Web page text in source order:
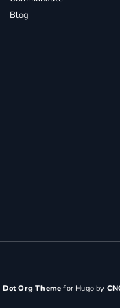
Blog
Dot Org Theme for Hugo by